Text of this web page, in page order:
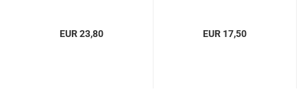
EUR 23,80 EUR 17,50